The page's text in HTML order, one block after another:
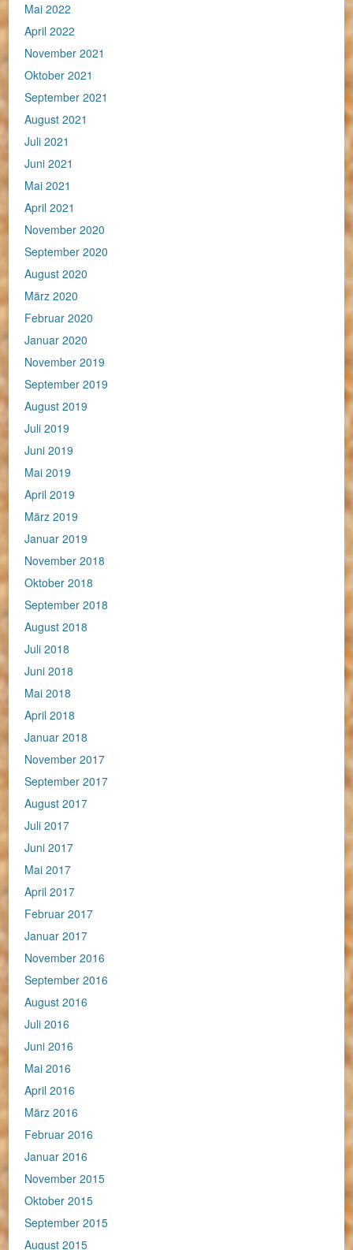
Mai 2022
April 2022
November 2021
Oktober 2021
September 2021
August 2021
Juli 2021
Juni 2021
Mai 2021
April 2021
November 2020
September 2020
August 2020
März 2020
Februar 2020
Januar 2020
November 2019
September 2019
August 2019
Juli 2019
Juni 2019
Mai 2019
April 2019
März 2019
Januar 2019
November 2018
Oktober 2018
September 2018
August 2018
Juli 2018
Juni 2018
Mai 2018
April 2018
Januar 2018
November 2017
September 2017
August 2017
Juli 2017
Juni 2017
Mai 2017
April 2017
Februar 2017
Januar 2017
November 2016
September 2016
August 2016
Juli 2016
Juni 2016
Mai 2016
April 2016
März 2016
Februar 2016
Januar 2016
November 2015
Oktober 2015
September 2015
August 2015